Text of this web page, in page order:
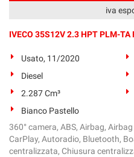
iva
IVECO 35S12V 2.3 HPT PLM-TA
Usato, 11/2020
Diesel
2.287 Cm³
Bianco Pastello
360° camera, ABS, Airbag,
CarPlay, Autoradio, Bluetooth,
centralizzata, Chiusura